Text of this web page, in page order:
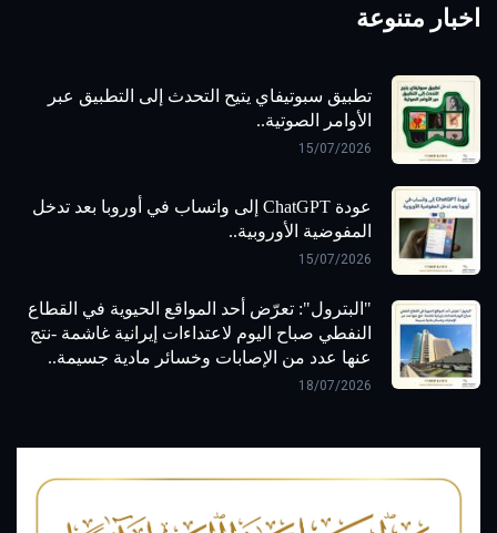
اخبار متنوعة
تطبيق سبوتيفاي يتيح التحدث إلى التطبيق عبر
الأوامر الصوتية..
15/07/2026
عودة ChatGPT إلى واتساب في أوروبا بعد تدخل
المفوضية الأوروبية..
15/07/2026
"البترول": تعرّض أحد المواقع الحيوية في القطاع
النفطي صباح اليوم لاعتداءات إيرانية غاشمة -نتج
عنها عدد من الإصابات وخسائر مادية جسيمة..
18/07/2026